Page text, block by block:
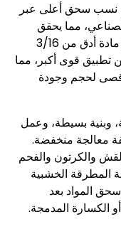
نسب سحق أعلى عبر
مما يحقق
أقصى إنتاج يبلغ 5 طن في الساعة. وتنتج مادة أدق من 3/16
تطبيق قوى أكبر، مما
لحجم وجودة
وبنية بسيطة، وعمل
معالجة منخفضة.
والكرتون والفحم
المطرقة الخشبية
المواد بعد
الكسارة المدمجة.